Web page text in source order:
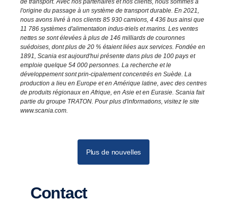
Scania est l'un des principaux fournisseurs mondiaux de solutions
de transport. Avec nos partenaires et nos clients, nous sommes à
l'origine du passage à un système de transport durable. En 2021,
nous avons livré à nos clients 85 930 camions, 4 436 bus ainsi que
11 786 systèmes d'alimentation indus-triels et marins. Les ventes
nettes se sont élevées à plus de 146 milliards de couronnes
suédoises, dont plus de 20 % étaient liées aux services. Fondée en
1891, Scania est aujourd'hui présente dans plus de 100 pays et
emploie quelque 54 000 personnes. La recherche et le
développement sont prin-cipalement concentrés en Suède. La